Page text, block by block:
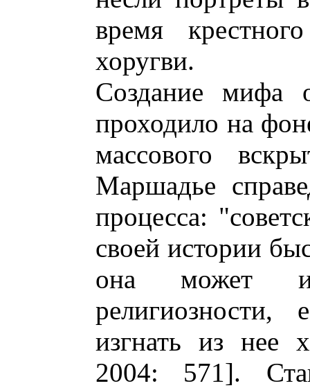
время
хоругви.
Создание мифа
проходило на
массового
Маршадье
процесса:
своей истории
она может
религиозности,
изгнать из нее
2004: 571].